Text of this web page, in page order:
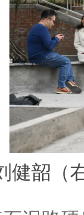
健韶（